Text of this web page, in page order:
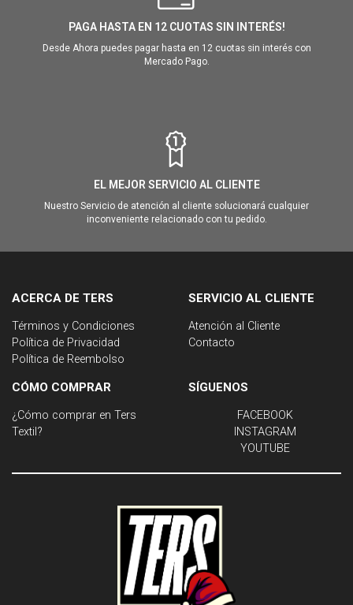
PAGA HASTA EN 12 CUOTAS SIN INTERÉS!
Desde Ahora puedes pagar hasta en 12 cuotas sin interés con
Mercado Pago.
EL MEJOR SERVICIO AL CLIENTE
Nuestro Servicio de atención al cliente solucionará cualquier
inconveniente relacionado con tu pedido.
ACERCA DE TERS
Términos y Condiciones
Política de Privacidad
Política de Reembolso
SERVICIO AL CLIENTE
Atención al Cliente
Contacto
CÓMO COMPRAR
¿Cómo comprar en Ters
Textil?
SÍGUENOS
FACEBOOK
INSTAGRAM
YOUTUBE